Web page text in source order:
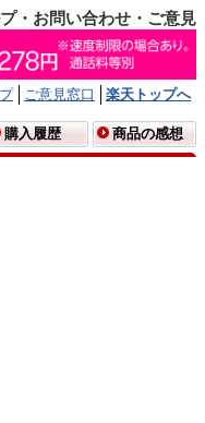
・お問い合わせ・ご意見
ご意見窓口
楽天トップへ
購入履歴 商品の感想